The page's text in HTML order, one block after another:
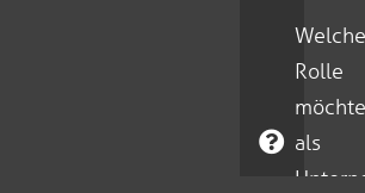
Welche
Rolle
als